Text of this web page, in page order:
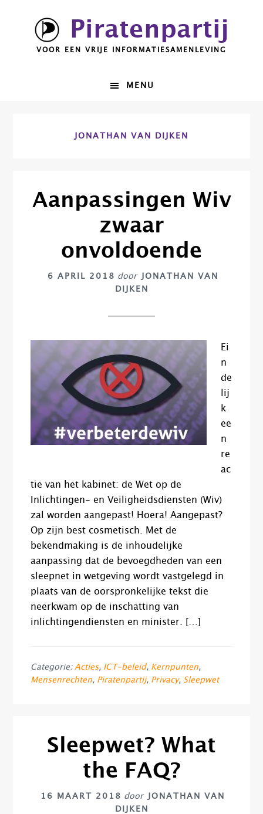
hoofdnavigatie
Piratenpartij
VOOR EEN VRIJE INFORMATIESAMENLEVING
MENU
JONATHAN VAN DIJKEN
Aanpassingen Wiv
zwaar
onvoldoende
6 APRIL 2018 door
JONATHAN VAN
DIJKEN
Ei
n
de
lij
k
ee
n
re
ac
tie van het kabinet: de Wet op de
Inlichtingen- en Veiligheidsdiensten (Wiv)
zal worden aangepast! Hoera! Aangepast?
Op zijn best cosmetisch. Met de
bekendmaking is de inhoudelijke
aanpassing dat de bevoegdheden van een
sleepnet in wetgeving wordt vastgelegd in
plaats van de oorspronkelijke tekst die
neerkwam op de inschatting van
inlichtingendiensten en minister. […]
Categorie: Acties, ICT-beleid, Kernpunten,
Mensenrechten, Piratenpartij, Privacy, Sleepwet
Sleepwet? What
the FAQ?
16 MAART 2018 door
JONATHAN VAN
DIJKEN